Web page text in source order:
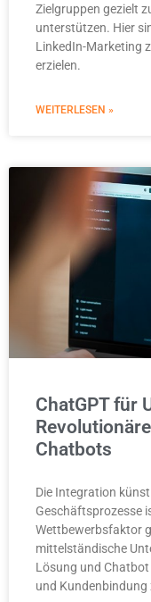
Zielgruppen gezielt
unterstützen. Hier
LinkedIn-Marketing
erzielen.
WEITERLESEN »
ChatGPT für
Chatbots
Die Integration
Geschäftsprozesse
Wettbewerbsfaktor
mittelständische
Lösung und
und Kundenbindung